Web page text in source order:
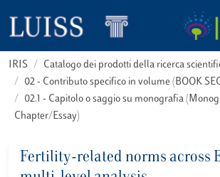
IRIS
Catalogo dei prodotti della ricerca
02 - Contributo specifico in volume (BOOK
02.1 - Capitolo o saggio su monografia
Chapter/Essay)
Fertility-related norms across